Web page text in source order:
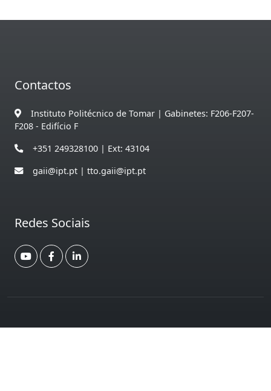
Contactos
Instituto Politécnico de Tomar | Gabinetes: F206-F207-
F208 - Edifício F
+351 249328100 | Ext: 43104
gaii@ipt.pt | tto.gaii@ipt.pt
Redes Sociais